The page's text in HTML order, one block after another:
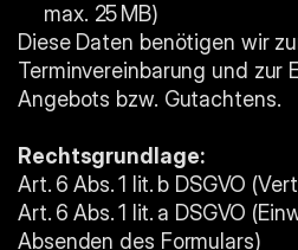
max. 25 MB)
Diese Daten benötigen wir
Terminvereinbarung und zur
Angebots bzw. Gutachtens.
Rechtsgrundlage:
Art. 6 Abs. 1 lit. b DSGVO
Art. 6 Abs. 1 lit. a DSGVO
Absenden des Formulars)